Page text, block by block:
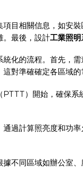
目相關信息，如安
。最後，設計工業照明
化的流程。首先，
對準確確定各區域的
）開始，確保
過計算照亮度和功
不同區域如辦公室